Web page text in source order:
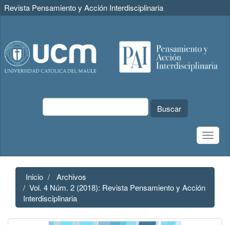
Revista Pensamiento y Acción Interdisciplinaria
Contenido
principal
Barra
lateral
Buscar
Toggle
Inicio
Archivos
Vol. 4 Núm. 2 (2018): Revista Pensamiento y Acción
Interdisciplinaria